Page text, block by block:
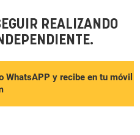
REALIZANDO
WhatsAPP y recibe en tu móvil